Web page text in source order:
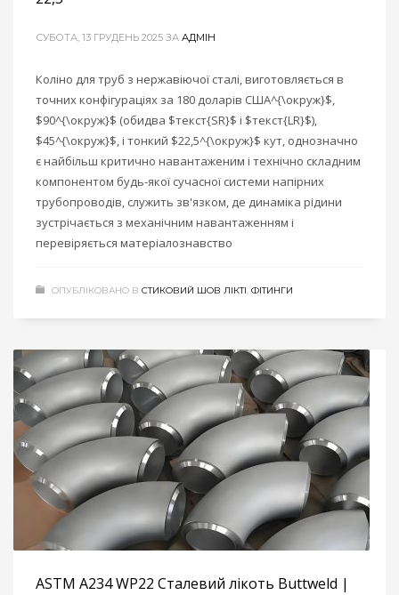
СУБОТА, 13 ГРУДЕНЬ 2025 ЗА АДМІН
Коліно для труб з нержавіючої сталі, виготовляється в
точних конфігураціях за 180 доларів США^{\окруж}$,
$90^{\окруж}$ (обидва $текст{SR}$ і $текст{LR}$),
$45^{\окруж}$, і тонкий $22,5^{\окруж}$ кут, однозначно
є найбільш критично навантаженим і технічно складним
компонентом будь-якої сучасної системи напірних
трубопроводів, служить зв'язком, де динаміка рідини
зустрічається з механічним навантаженням і
перевіряється матеріалознавство
ОПУБЛІКОВАНО В СТИКОВИЙ ШОВ ЛІКТІ, ФІТИНГИ
ASTM A234 WP22 Сталевий лікоть Buttweld |